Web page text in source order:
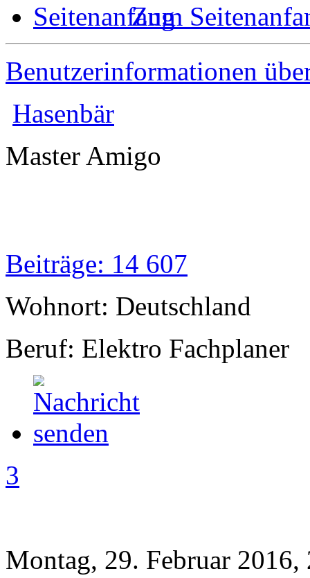
Zum
Benutzerinformationen
Hasenbär
Master Amigo
Beiträge: 14 607
Wohnort: Deutschland
Beruf: Elektro Fachplaner
3
Montag, 29. Februar 2016,